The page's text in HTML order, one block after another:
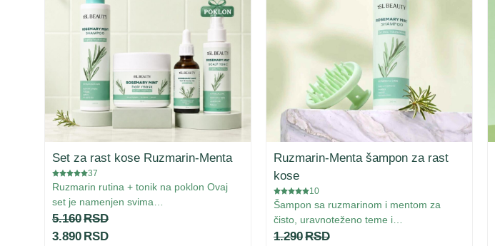
Set za rast kose Ruzmarin-Menta
37
Ruzmarin rutina + tonik na poklon Ovaj
set je namenjen svima…
5.160RSD
3.890 RSD
Ruzmarin-Menta šampon za rast
kose
10
Šampon sa ruzmarinom i mentom za
čisto, uravnoteženo teme i…
1.290RSD